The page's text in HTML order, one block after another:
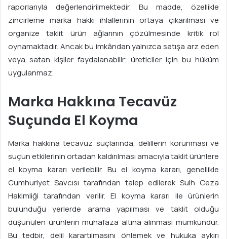
raporlarıyla değerlendirilmektedir. Bu madde, özellikle
zincirleme marka hakkı ihlallerinin ortaya çıkarılması ve
organize taklit ürün ağlarının çözülmesinde kritik rol
oynamaktadır. Ancak bu imkândan yalnızca satışa arz eden
veya satan kişiler faydalanabilir; üreticiler için bu hüküm
uygulanmaz.
Marka Hakkına Tecavüz
Suçunda El Koyma
Marka hakkına tecavüz suçlarında, delillerin korunması ve
suçun etkilerinin ortadan kaldırılması amacıyla taklit ürünlere
el koyma kararı verilebilir. Bu el koyma kararı, genellikle
Cumhuriyet Savcısı tarafından talep edilerek Sulh Ceza
Hakimliği tarafından verilir. El koyma kararı ile ürünlerin
bulunduğu yerlerde arama yapılması ve taklit olduğu
düşünülen ürünlerin muhafaza altına alınması mümkündür.
Bu tedbir, delil karartılmasını önlemek ve hukuka aykırı